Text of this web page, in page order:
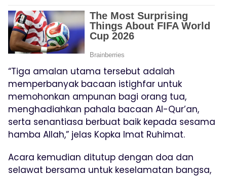
“Tiga amalan utama tersebut adalah
memperbanyak bacaan istighfar untuk
memohonkan ampunan bagi orang tua,
menghadiahkan pahala bacaan Al-Qur’an,
serta senantiasa berbuat baik kepada sesama
hamba Allah,” jelas Kopka Imat Ruhimat.
Acara kemudian ditutup dengan doa dan
selawat bersama untuk keselamatan bangsa,